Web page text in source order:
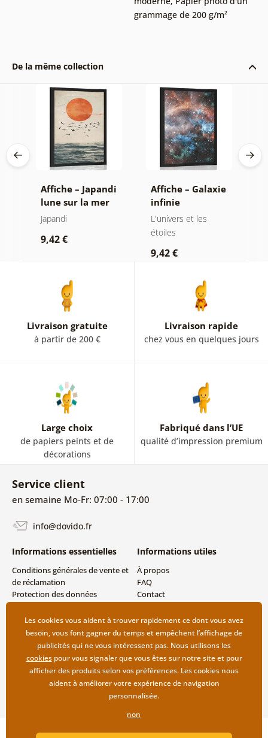
grammage de 200 g/m²
De la même collection
Affiche – Japandi
lune sur la mer
Japandi
9,42 €
Affiche – Galaxie
infinie
L'univers et les
étoiles
9,42 €
Livraison gratuite
à partir de 200 €
Livraison rapide
chez vous en quelques jours
Large choix
de papiers peints et de
décorations
Fabriqué dans l’UE
qualité d’impression premium
Service client
en semaine Mo-Fr: 07:00 - 17:00
info@dovido.fr
Informations essentielles
Conditions générales de vente et
de réclamation
Protection des données
Modes de livraison et de
paiement
Retour des produits
Informations utiles
À propos
FAQ
Contact
Les cookies vous aident à trouver rapidement ce dont vous avez
besoin, vous font gagner du temps et empêchent l’affichage de
publicités qui ne vous intéressent pas. Nous utilisons les
cookiespour vous signaler que vous êtes sur notre site et pour
afficher des produits selon vos préférences. Les cookies nous
aident à améliorer votre expérience de navigation
personnalisée.
non